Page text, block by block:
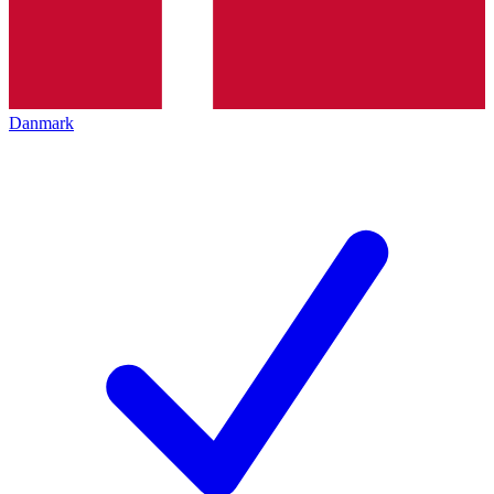
Danmark